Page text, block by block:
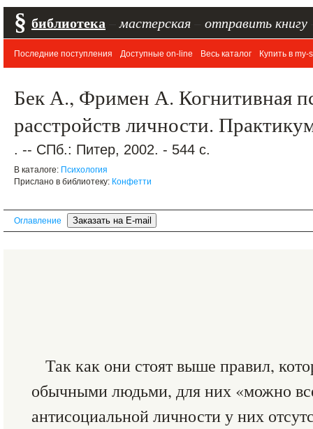
§ библиотека мастерская отправить книгу
Последние поступления Доступные on-line Весь каталог Купить в my-
Бек А., Фримен А. Когнитивная
расстройств личности.
. -- СПб.: Питер, 2002. - 544 с.
В каталоге: Психология
Прислано в библиотеку: Конфетти
Оглавление
Так как они стоят выше правил,
обычными людьми, для них «можно
антисоциальной личности у них